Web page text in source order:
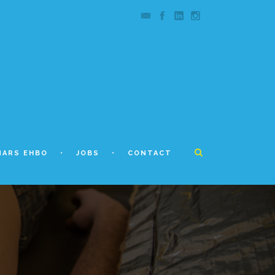
EHBO JOBS CONTACT